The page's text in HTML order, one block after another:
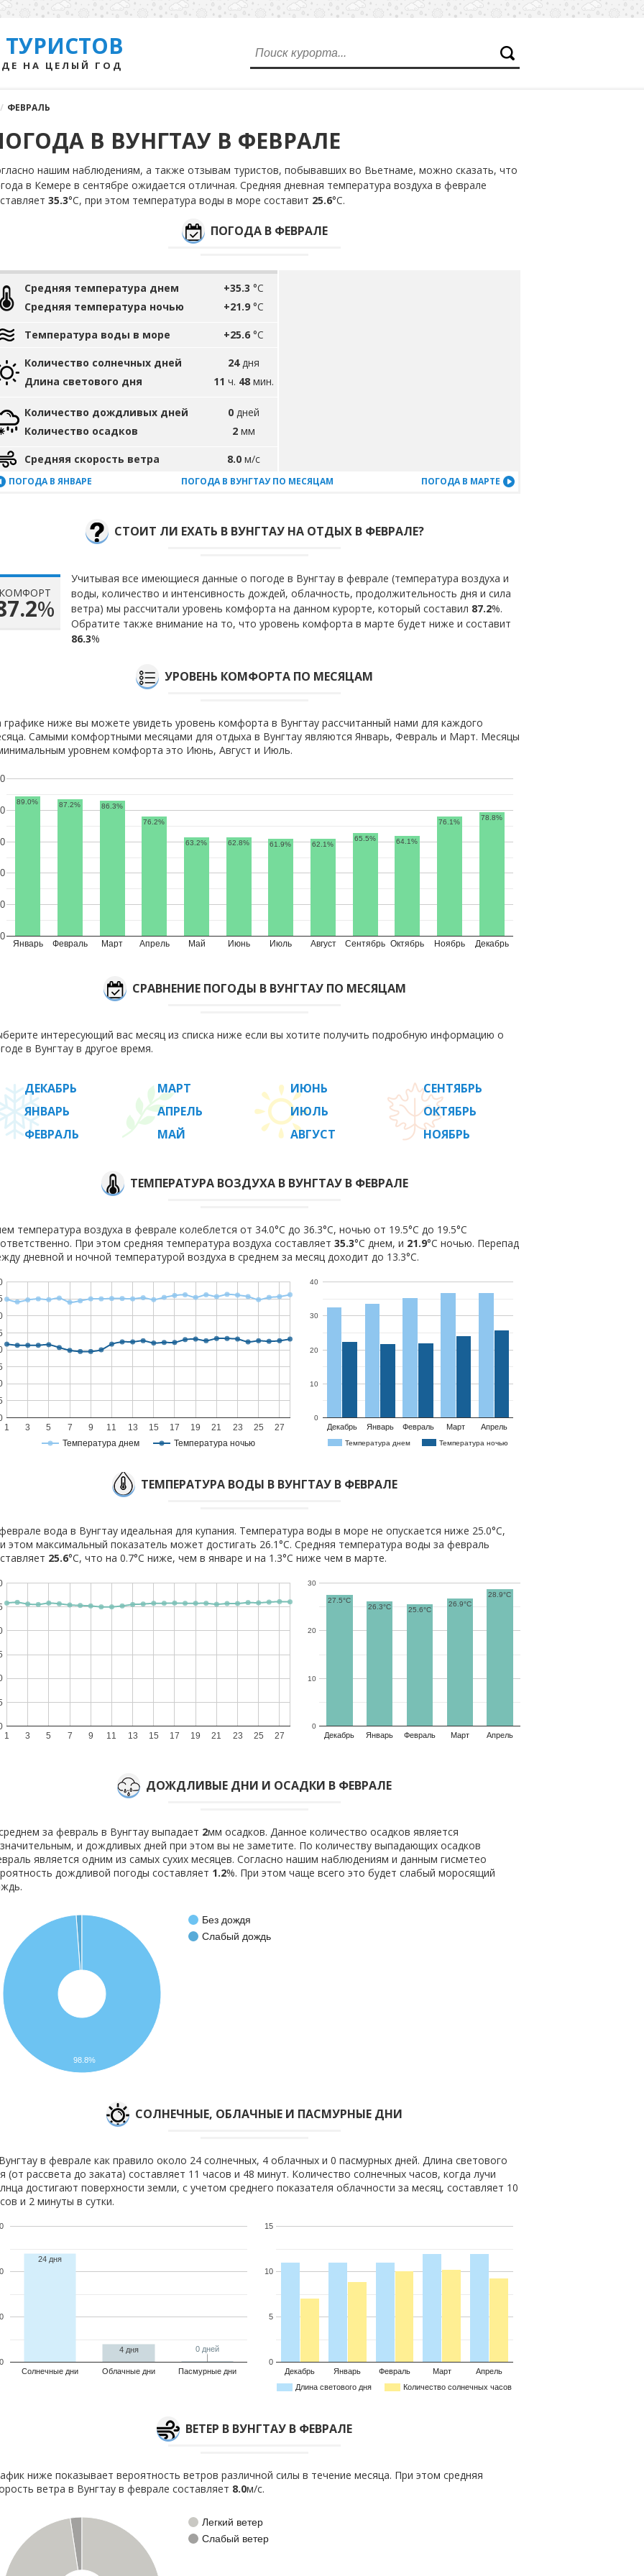
НА ЦЕЛЫЙ ГОД
/ ФЕВРАЛЬ
В ВУНГТАУ В ФЕВРАЛЕ
нашим наблюдениям, а также отзывам туристов, побывавших во Вьетнаме, можно сказать, что
в Кемере в сентябре ожидается отличная. Средняя дневная температура воздуха в феврале
35.3°С, при этом температура воды в море составит 25.6°С.
ПОГОДА В ФЕВРАЛЕ
Средняя температура днем
Средняя температура ночью
+35.3 °C
+21.9 °C
Температура воды в море +25.6 °C
Количество солнечных дней
Длина светового дня
24дня
11 ч. 48 мин.
Количество дождливых дней
Количество осадков
0 дней
2 мм
Средняя скорость ветра 8.0 м/с
ПОГОДА В ЯНВАРЕ ПОГОДА В ВУНГТАУ ПО МЕСЯЦАМ ПОГОДА В МАРТЕ
СТОИТ ЛИ ЕХАТЬ В ВУНГТАУ НА ОТДЫХ В ФЕВРАЛЕ?
КОМФОРТ
%
Учитывая все имеющиеся данные о погоде в Вунгтау в феврале (температура воздуха и
воды, количество и интенсивность дождей, облачность, продолжительность дня и сила
ветра) мы рассчитали уровень комфорта на данном курорте, который составил 87.2%.
Обратите также внимание на то, что уровень комфорта в марте будет ниже и составит
86.3%
УРОВЕНЬ КОМФОРТА ПО МЕСЯЦАМ
графике ниже вы можете увидеть уровень комфорта в Вунгтау рассчитанный нами для каждого
Самыми комфортными месяцами для отдыха в Вунгтау являются Январь, Февраль и Март. Месяцы
уровнем комфорта это Июнь, Август и Июль.
Январь Февраль Март Апрель Май Июнь Июль Август Сентябрь Октябрь Ноябрь Декабрь
0
89.0% 87.2%
86.3%
76.2%
63.2% 62.8% 61.9% 62.1%
65.5% 64.1%
76.1%
78.8%
СРАВНЕНИЕ ПОГОДЫ В ВУНГТАУ ПО МЕСЯЦАМ
интересующий вас месяц из списка ниже если вы хотите получить подробную информацию о
в Вунгтау в другое время.
ДЕКАБРЬ
ЯНВАРЬ
ФЕВРАЛЬ
МАРТ
АПРЕЛЬ
МАЙ
ИЮНЬ
ИЮЛЬ
АВГУСТ
СЕНТЯБРЬ
ОКТЯБРЬ
НОЯБРЬ
ТЕМПЕРАТУРА ВОЗДУХА В ВУНГТАУ В ФЕВРАЛЕ
температура воздуха в феврале колеблется от 34.0°C до 36.3°C, ночью от 19.5°C до 19.5°C
При этом средняя температура воздуха составляет 35.3°C днем, и 21.9°C ночью. Перепад
дневной и ночной температурой воздуха в среднем за месяц доходит до 13.3°С.
Температура днем Температура ночью
1 3 5 7 9 11 13 15 17 19 21 23 25 27
Температура днем Температура ночью
Декабрь Январь Февраль Март Апрель
0
10
20
30
40
ТЕМПЕРАТУРА ВОДЫ В ВУНГТАУ В ФЕВРАЛЕ
вода в Вунгтау идеальная для купания. Температура воды в море не опускается ниже 25.0°C,
этом максимальный показатель может достигать 26.1°C. Средняя температура воды за февраль
25.6°C, что на 0.7°C ниже, чем в январе и на 1.3°C ниже чем в марте.
1 3 5 7 9 11 13 15 17 19 21 23 25 27 Декабрь Январь Февраль Март Апрель
0
10
20
30
27.5°C
26.3°C
25.6°C
26.9°C
28.9°C
ДОЖДЛИВЫЕ ДНИ И ОСАДКИ В ФЕВРАЛЕ
за февраль в Вунгтау выпадает 2мм осадков. Данное количество осадков является
и дождливых дней при этом вы не заметите. По количеству выпадающих осадков
является одним из самых сухих месяцев. Согласно нашим наблюдениям и данным гисметео
дождливой погоды составляет 1.2%. При этом чаще всего это будет слабый моросящий
Без дождя
Слабый дождь
98.8%
CОЛНЕЧНЫЕ, ОБЛАЧНЫЕ И ПАСМУРНЫЕ ДНИ
в феврале как правило около 24 солнечных, 4 облачных и 0 пасмурных дней. Длина светового
(от рассвета до заката) составляет 11 часов и 48 минут. Количество солнечных часов, когда лучи
достигают поверхности земли, с учетом среднего показателя облачности за месяц, составляет 10
и 2 минуты в сутки.
Солнечные дни Облачные дни Пасмурные дни
0
24 дня
4 дня 0 дней
0 дней
Длина светового дня Количество солнечных часов
Декабрь Январь Февраль Март Апрель
0
5
10
15
ВЕТЕР В ВУНГТАУ В ФЕВРАЛЕ
ниже показывает вероятность ветров различной силы в течение месяца. При этом средняя
ветра в Вунгтау в феврале составляет 8.0м/с.
Легкий ветер
Слабый ветер